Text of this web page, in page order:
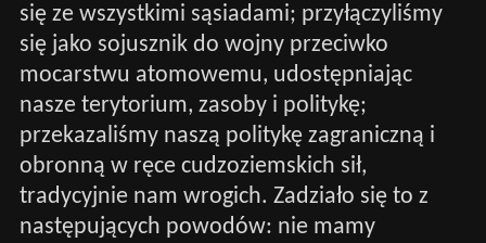
się ze wszystkimi sąsiadami; przyłączyliśmy
się jako sojusznik do wojny przeciwko
mocarstwu atomowemu, udostępniając
nasze terytorium, zasoby i politykę;
przekazaliśmy naszą politykę zagraniczną i
obronną w ręce cudzoziemskich sił,
tradycyjnie nam wrogich. Zadziało się to z
następujących powodów: nie mamy